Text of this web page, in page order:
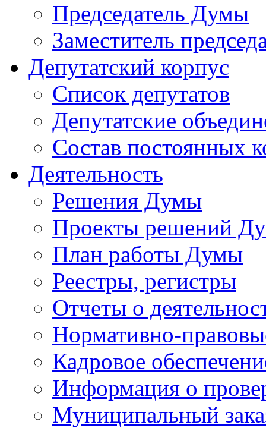
Председатель Думы
Заместитель
Депутатский корпус
Список депутатов
Депутатские
Состав постоянных
Деятельность
Решения Думы
Проекты решений
План работы Думы
Реестры, регистры
Отчеты о
Нормативно-
Кадровое
Информация о
Муниципальный